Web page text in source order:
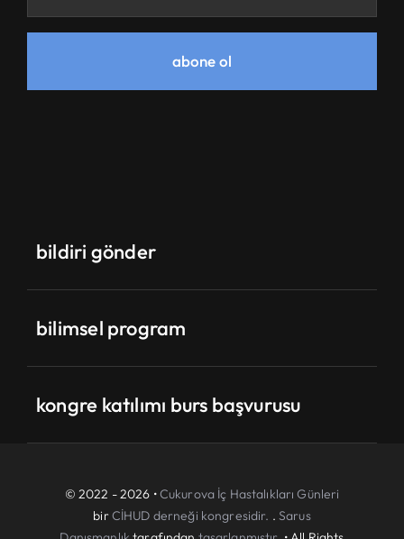
abone ol
bildiri gönder
bilimsel program
kongre katılımı burs başvurusu
© 2022 - 2026 •Cukurova İç Hastalıkları Günleri
birCİHUD derneği kongresidir. . Sarus